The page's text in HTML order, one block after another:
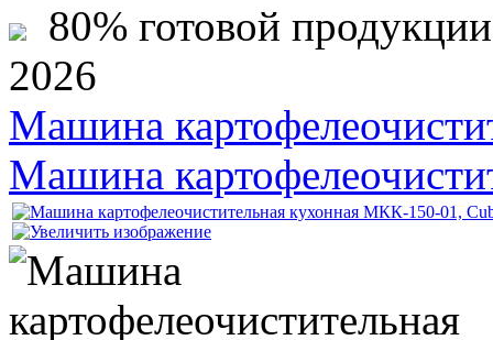
80% готовой
2026
Машина
Машина